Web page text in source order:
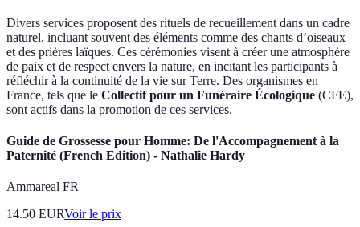
Divers services proposent des rituels de recueillement dans un cadre
naturel, incluant souvent des éléments comme des chants d’oiseaux
et des prières laïques. Ces cérémonies visent à créer une atmosphère
de paix et de respect envers la nature, en incitant les participants à
réfléchir à la continuité de la vie sur Terre. Des organismes en
France, tels que le Collectif pour un Funéraire Écologique (CFE),
sont actifs dans la promotion de ces services.
Guide de Grossesse pour Homme: De l'Accompagnement à la
Paternité (French Edition) - Nathalie Hardy
Ammareal FR
14.50 EURVoir le prix